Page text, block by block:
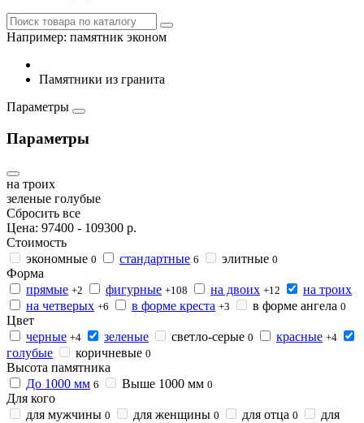
Например: памятник эконом
Памятники из гранита
Параметры
Параметры
на троих
зеленые голубые
Сбросить все
Цена: 97400 - 109300 р.
Стоимость
экономные 0 стандартные 6 элитные 0
Форма
прямые +2 фигурные +108 на двоих +12
на троих
на четверых +6 в форме креста +3 в форме ангела 0
Цвет
черные +4 зеленые светло-серые 0 красные +4
голубые коричневые 0
Высота памятника
До 1000 мм 6 Выше 1000 мм 0
Для кого
для мужчины 0 для женщины 0 для отца 0
для